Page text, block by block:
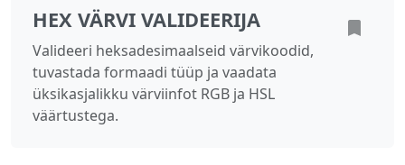
HEX VÄRVI VALIDEERIJA
Valideeri heksadesimaalseid värvikoodid,
tuvastada formaadi tüüp ja vaadata
üksikasjalikku värviinfot RGB ja HSL
väärtustega.